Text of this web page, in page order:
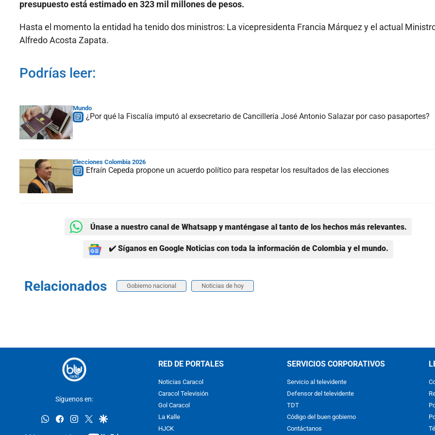
presupuesto está estimado en 323 mil millones de pesos.
Hasta el momento la entidad ha tenido dos ministros: La vicepresidenta Francia Márquez y el actual
Alfredo Acosta Zapata.
Podrías leer:
Mundo
¿Por qué la Fiscalía imputó al exsecretario de Cancillería José Antonio Salazar por caso pasaportes?
Elecciones Colombia 2026
Efraín Cepeda propone un acuerdo político para respetar los resultados de las elecciones
Únase a nuestro canal de Whatsapp y manténgase al tanto de los hechos más relevantes.
✔️ Síganos en Google Noticias con toda la información de Colombia y el mundo.
Relacionados Gobierno nacional Noticias de hoy
Síguenos en:
whatsappfacebookinstagram
twittergoogle
RED DE PORTALES
Noticias Caracol
Caracol Televisión
Gol Caracol
La Kalle
HJCK
SERVICIOS CORPORATIVOS
Servicio al televidente
Defensor del televidente
TDT
Código del buen gobierno
Contáctanos